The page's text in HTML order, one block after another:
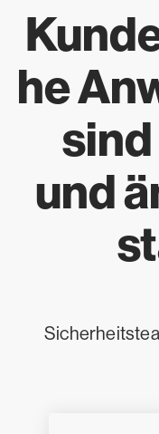
he
und